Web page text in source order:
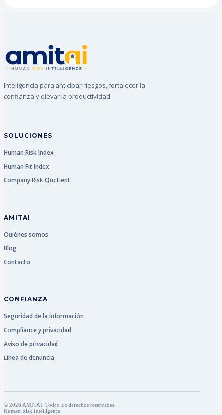
Inteligencia para anticipar riesgos, fortalecer la
confianza y elevar la productividad.
SOLUCIONES
Human Risk Index
Human Fit Index
Company Risk Quotient
AMITAI
Quiénes somos
Blog
Contacto
CONFIANZA
Seguridad de la información
Compliance y privacidad
Aviso de privacidad
Línea de denuncia
© 2026 AMITAI. Todos los derechos reservados.
Human Risk Intelligence